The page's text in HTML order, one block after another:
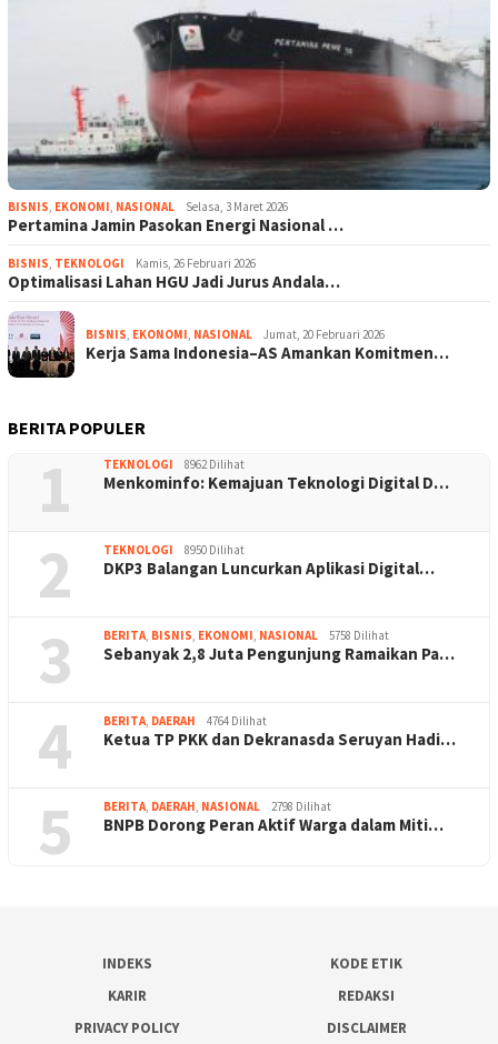
BISNIS, EKONOMI, NASIONAL Selasa, 3 Maret 2026
Pertamina Jamin Pasokan Energi Nasional …
BISNIS, TEKNOLOGI Kamis, 26 Februari 2026
Optimalisasi Lahan HGU Jadi Jurus Andala…
BISNIS, EKONOMI, NASIONAL Jumat, 20 Februari 2026
Kerja Sama Indonesia–AS Amankan Komitmen…
BERITA POPULER
1 TEKNOLOGI 8962 Dilihat
Menkominfo: Kemajuan Teknologi Digital D…
2 TEKNOLOGI 8950 Dilihat
DKP3 Balangan Luncurkan Aplikasi Digital…
3 BERITA, BISNIS, EKONOMI, NASIONAL 5758 Dilihat
Sebanyak 2,8 Juta Pengunjung Ramaikan Pa…
4 BERITA, DAERAH 4764 Dilihat
Ketua TP PKK dan Dekranasda Seruyan Hadi…
5 BERITA, DAERAH, NASIONAL 2798 Dilihat
BNPB Dorong Peran Aktif Warga dalam Miti…
INDEKS
KODE ETIK
KARIR
REDAKSI
PRIVACY POLICY
DISCLAIMER